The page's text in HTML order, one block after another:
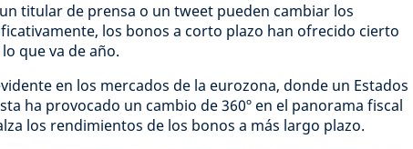
titular de prensa o un tweet pueden cambiar los
los bonos a corto plazo han ofrecido cierto
que va de año.
en los mercados de la eurozona, donde un Estados
ha provocado un cambio de 360º en el panorama fiscal
los rendimientos de los bonos a más largo plazo.